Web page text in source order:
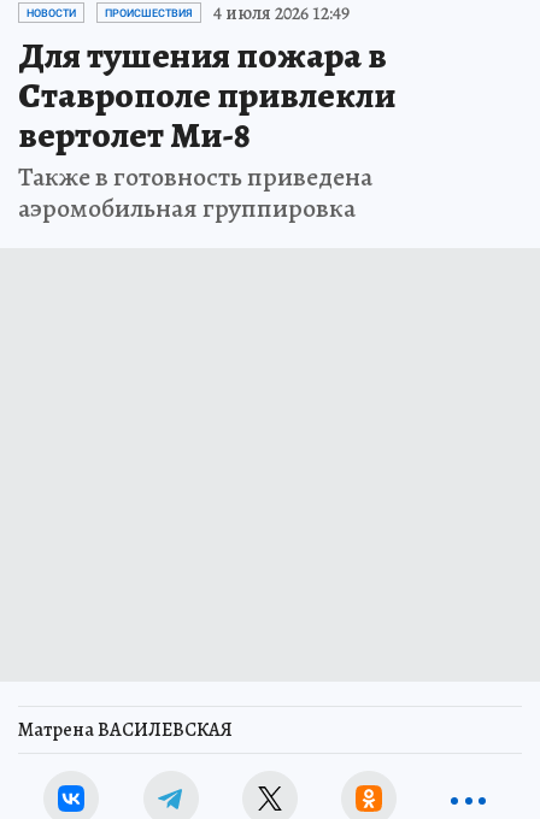
НОВОСТИ ПРОИСШЕСТВИЯ 4 июля 2026 12:49
Для тушения пожара в
Ставрополе привлекли
вертолет Ми-8
Также в готовность приведена
аэромобильная группировка
Матрена ВАСИЛЕВСКАЯ